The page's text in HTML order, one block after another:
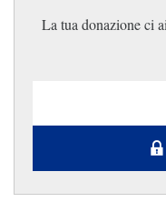
La tua donazione ci